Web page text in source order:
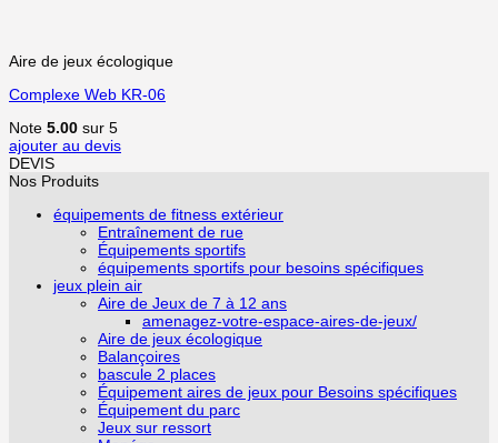
Aire de jeux écologique
Complexe Web KR-06
Note 5.00 sur 5
ajouter au devis
DEVIS
Nos Produits
équipements de fitness extérieur
Entraînement de rue
Équipements sportifs
équipements sportifs pour besoins spécifiques
jeux plein air
Aire de Jeux de 7 à 12 ans
amenagez-votre-espace-aires-de-jeux/
Aire de jeux écologique
Balançoires
bascule 2 places
Équipement aires de jeux pour Besoins spécifiques
Équipement du parc
Jeux sur ressort